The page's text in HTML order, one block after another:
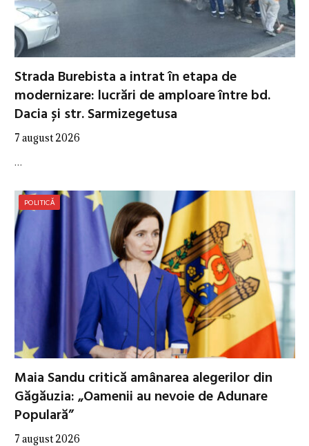
Strada Burebista a intrat în etapa de
modernizare: lucrări de amploare între bd.
Dacia și str. Sarmizegetusa
7 august 2026
…
POLITICĂ
Maia Sandu critică amânarea alegerilor din
Găgăuzia: „Oamenii au nevoie de Adunare
Populară”
7 august 2026